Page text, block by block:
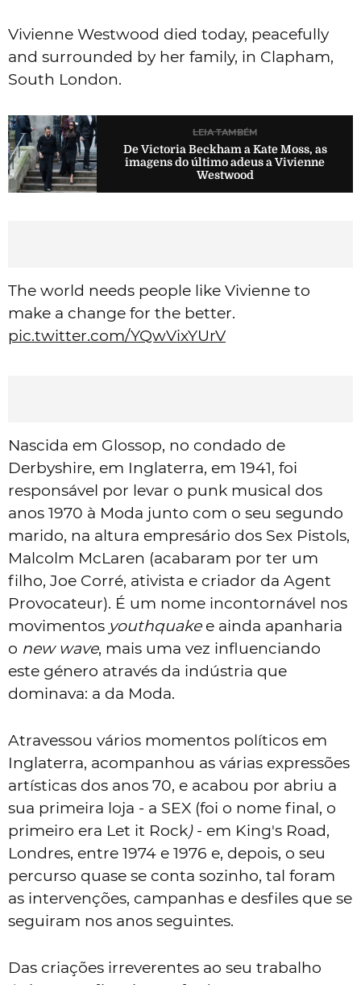
Vivienne Westwood died today, peacefully
and surrounded by her family, in Clapham,
South London.
LEIA TAMBÉM
De Victoria Beckham a Kate Moss, as
imagens do último adeus a Vivienne
Westwood
The world needs people like Vivienne to
make a change for the better.
pic.twitter.com/YQwVixYUrV
Nascida em Glossop, no condado de
Derbyshire, em Inglaterra, em 1941, foi
responsável por levar o punk musical dos
anos 1970 à Moda junto com o seu segundo
marido, na altura empresário dos Sex Pistols,
Malcolm McLaren (acabaram por ter um
filho, Joe Corré, ativista e criador da Agent
Provocateur). É um nome incontornável nos
movimentos youthquakee ainda apanharia
o new wave, mais uma vez influenciando
este género através da indústria que
dominava: a da Moda.
Atravessou vários momentos políticos em
Inglaterra, acompanhou as várias expressões
artísticas dos anos 70, e acabou por abriu a
sua primeira loja - a SEX (foi o nome final, o
primeiro era Let it Rock) - em King's Road,
Londres, entre 1974 e 1976 e, depois, o seu
percurso quase se conta sozinho, tal foram
as intervenções, campanhas e desfiles que se
seguiram nos anos seguintes.
Das criações irreverentes ao seu trabalho